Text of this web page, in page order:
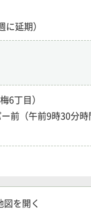
延期）
6丁目）
前（午前9時30分時
を開く